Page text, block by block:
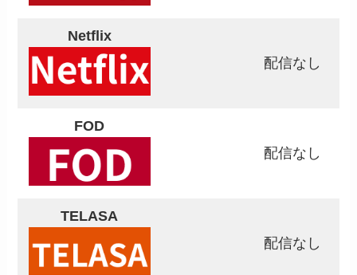
Netflix
配信なし
FOD
配信なし
TELASA
配信なし